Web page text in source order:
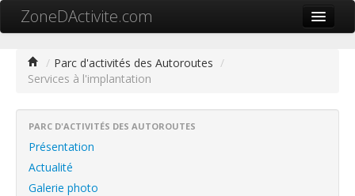
ZoneDActivite.com
Actualité
Cartographie ZA
Recherche avancée
Référencer ma zone
/ Parc d'activités des Autoroutes /
Services à l'implantation
PARC D'ACTIVITÉS DES AUTOROUTES
Présentation
Actualité
Galerie photo